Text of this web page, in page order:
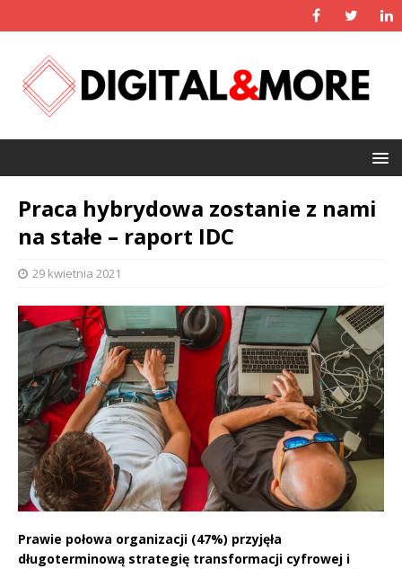
Praca hybrydowa zostanie z nami
na stałe – raport IDC
29 kwietnia 2021
Prawie połowa organizacji (47%) przyjęła
długoterminową strategię transformacji cyfrowej i